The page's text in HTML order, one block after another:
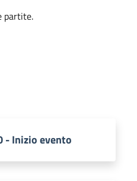
partite.
- Inizio evento